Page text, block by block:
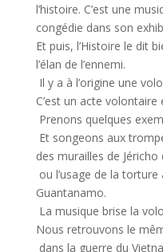
l’histoire. C’est une
congédie dans son
Et puis, l’Histoire le dit
l’élan de l’ennemi.
Il y a à l’origine une
C’est un acte volontaire
Prenons quelques
Et songeons aux
des murailles de Jéricho
ou l’usage de la
Guantanamo.
La musique brise la
Nous retrouvons le
dans la guerre du